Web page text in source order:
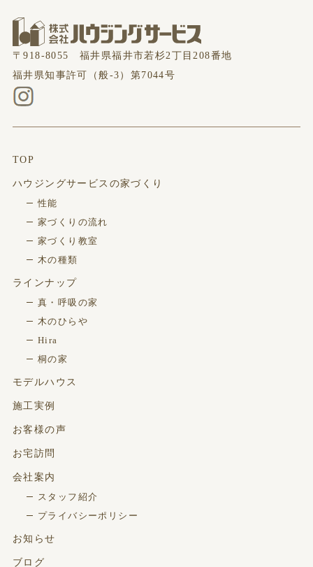
〒918-8055 福井県福井市若杉2丁目208番地
福井県知事許可（般-3）第7044号
TOP
ハウジングサービスの家づくり
性能
家づくりの流れ
家づくり教室
木の種類
ラインナップ
真・呼吸の家
木のひらや
Hira
桐の家
モデルハウス
施工実例
お客様の声
お宅訪問
会社案内
スタッフ紹介
プライバシーポリシー
お知らせ
ブログ